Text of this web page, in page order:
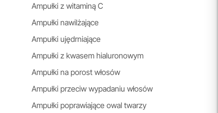
Ampułki z witaminą C
Ampułki nawilżające
Ampułki ujędrniające
Ampułki z kwasem hialuronowym
Ampułki na porost włosów
Ampułki przeciw wypadaniu włosów
Ampułki poprawiające owal twarzy